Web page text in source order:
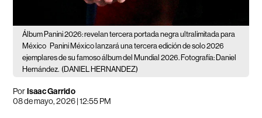
Álbum Panini 2026: revelan tercera portada negra ultralimitada para
México Panini México lanzará una tercera edición de solo 2026
ejemplares de su famoso álbum del Mundial 2026. Fotografía: Daniel
Hernández. (DANIEL HERNANDEZ)
PorIsaac Garrido
08 de mayo, 2026 | 12:55 PM